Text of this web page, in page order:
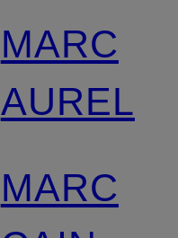
MARC
AUREL
MARC